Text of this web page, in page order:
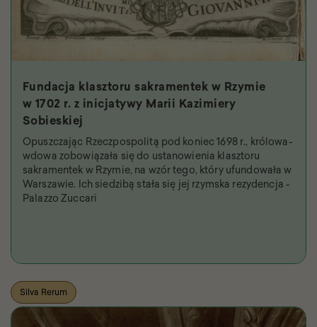
Fundacja klasztoru sakramentek w Rzymie
w 1702 r. z inicjatywy Marii Kazimiery
Sobieskiej
Opuszczając Rzeczpospolitą pod koniec 1698 r., królowa-
wdowa zobowiązała się do ustanowienia klasztoru
sakramentek w Rzymie, na wzór tego, który ufundowała w
Warszawie. Ich siedzibą stała się jej rzymska rezydencja -
Palazzo Zuccari
Silva Rerum